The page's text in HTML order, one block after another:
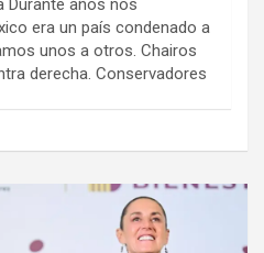
Durante años nos
era un país condenado a
unos a otros. Chairos
derecha. Conservadores